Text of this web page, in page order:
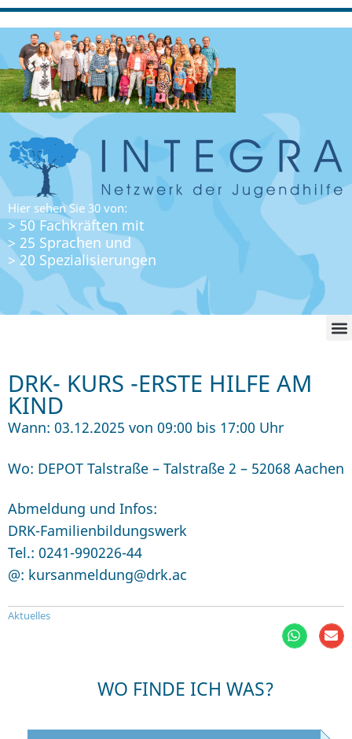
Hier sehen Sie 30 von:
> 50 Fachkräften mit
> 25 Sprachen und
> 20 Spezialisierungen
DRK- KURS -ERSTE HILFE AM
KIND
Wann: 03.12.2025 von 09:00 bis 17:00 Uhr
Wo: DEPOT Talstraße – Talstraße 2 – 52068 Aachen
Abmeldung und Infos:
DRK-Familienbildungswerk
Tel.: 0241-990226-44
@: kursanmeldung@drk.ac
Aktuelles
WO FINDE ICH WAS?